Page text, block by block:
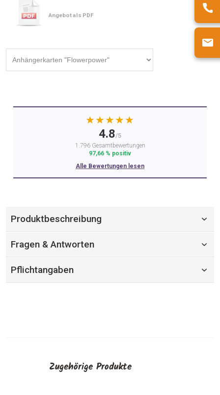
Angebot als PDF
★★★★★
4.8/5
1.796 Gesamtbewertungen
97,66 % positiv
Alle Bewertungen lesen
Produktbeschreibung
Fragen & Antworten
Pflichtangaben
Zugehörige Produkte